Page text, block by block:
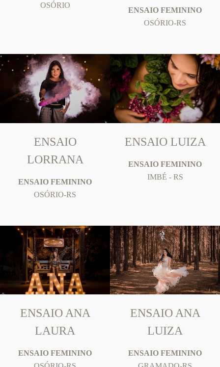
OSÓRIO
ENSAIO FEMININO
OSÓRIO-RS
ENSAIO
LORRANA
ENSAIO FEMININO
OSÓRIO-RS
ENSAIO LUIZA
ENSAIO FEMININO
IMBÉ - RS
ENSAIO ANA
LAURA
ENSAIO FEMININO
ENSAIO ANA
LUIZA
ENSAIO FEMININO